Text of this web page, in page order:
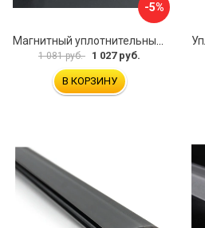
-5%
Магнитный уплотнительный профиль для стекла 8 мм SERVICE PLUS PVH04-914KW8
1 081 руб. 1 027 руб.
В КОРЗИНУ